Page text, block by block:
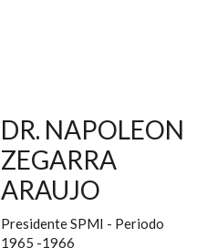
DR. NAPOLEON
ZEGARRA
ARAUJO
Presidente SPMI - Periodo
1965 -1966